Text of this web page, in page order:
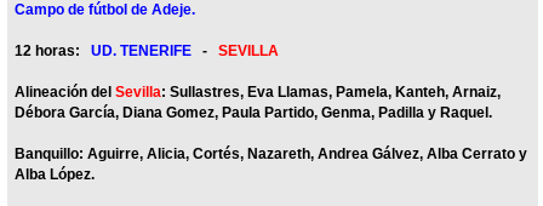
Campo de fútbol de Adeje.
12 horas:UD. TENERIFE -SEVILLA
Alineación delSevilla: Sullastres, Eva Llamas, Pamela, Kanteh, Arnaiz,
Débora García, Diana Gomez, Paula Partido, Genma, Padilla y Raquel.
Banquillo: Aguirre, Alicia, Cortés, Nazareth, Andrea Gálvez, Alba Cerrato y
Alba López.